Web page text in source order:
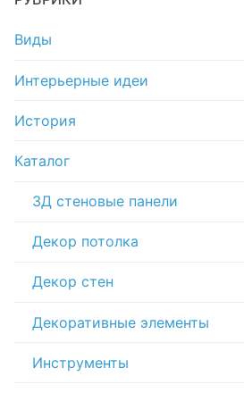
Виды
Интерьерные идеи
История
Каталог
3Д стеновые панели
Декор потолка
Декор стен
Декоративные элементы
Инструменты